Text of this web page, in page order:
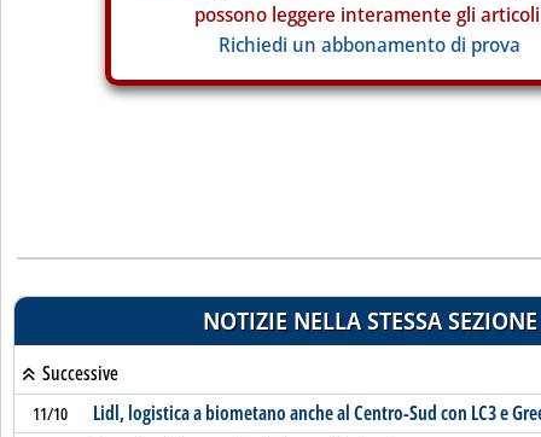
possono leggere interamente gli
Richiedi un abbonamento di prova
NOTIZIE NELLA STESSA SEZIONE
Successive
11/10 Lidl, logistica a biometano anche al Centro-Sud con LC3 e